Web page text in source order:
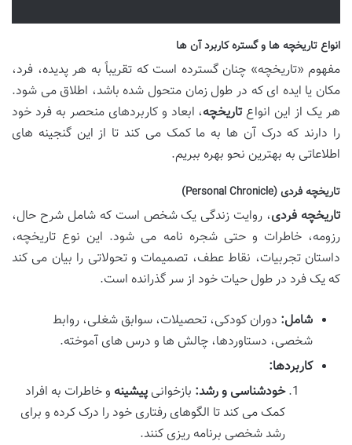
انواع تاریخچه ها و گستره کاربرد آن ها
مفهوم «تاریخچه» چنان گسترده است که تقریباً به هر پدیده، فرد،
مکان یا ایده ای که در طول زمان متحول شده باشد، اطلاق می شود.
هر یک از این انواعتاریخچه، ابعاد و کاربردهای منحصر به فرد خود
را دارند که درک آن ها به ما کمک می کند تا از این گنجینه های
اطلاعاتی به بهترین نحو بهره ببریم.
تاریخچه فردی (Personal Chronicle)
تاریخچه فردی، روایت زندگی یک شخص است که شامل شرح حال،
رزومه، خاطرات و حتی شجره نامه می شود. این نوع تاریخچه،
داستان تجربیات، نقاط عطف، تصمیمات و تحولاتی را بیان می کند
که یک فرد در طول حیات خود از سر گذرانده است.
شامل: دوران کودکی، تحصیلات، سوابق شغلی، روابط
شخصی، دستاوردها، چالش ها و درس های آموخته.
کاربردها:
خودشناسی و رشد: بازخوانی پیشینه و خاطرات به افراد
کمک می کند تا الگوهای رفتاری خود را درک کرده و برای
رشد شخصی برنامه ریزی کنند.